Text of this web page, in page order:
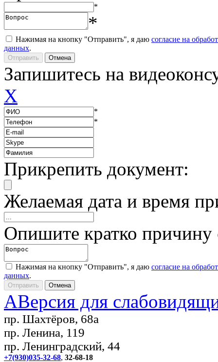
*
*
Нажимая на кнопку "Отправить", я даю согласие на
данных.
Запишитесь на
X
*
*
Прикрепить документ:
Желаемая дата и время
Опишите кратко
Нажимая на кнопку "Отправить", я даю согласие на
данных.
AВерсия для
пр. Шахтёров, 68а
пр. Ленина, 119
пр. Ленинградский, 44
+7(930)035-32-68, 32-68-18